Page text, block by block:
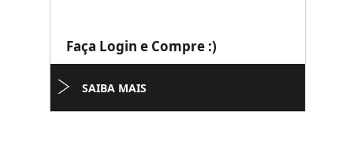
Faça Login e Compre :)
SAIBA MAIS